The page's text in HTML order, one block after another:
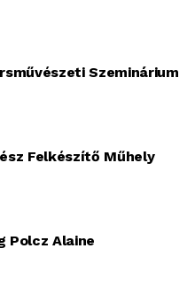
Szeminárium
Felkészítő Műhely
Polcz Alaine